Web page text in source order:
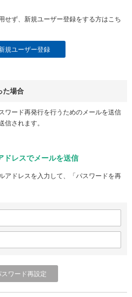
せず、新規ユーザー登録をする方はこち
規ユーザー登録
た場合
ワード再発行を行うためのメールを送信
信されます。
ドレスでメールを送信
アドレスを入力して、「パスワードを再